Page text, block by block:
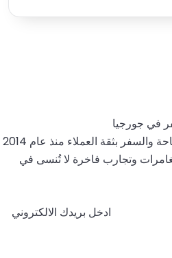
تتمتع شركة طريق الحرير للسياحة والسفر بثقة العملاء منذ عام 2014
وتجارب فاخرة لا تُنسى في